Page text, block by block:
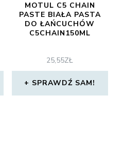
MOTUL C5 CHAIN
PASTE BIAŁA PASTA
DO ŁAŃCUCHÓW
C5CHAIN150ML
25,55ZŁ
SPRAWDŹ SAM!